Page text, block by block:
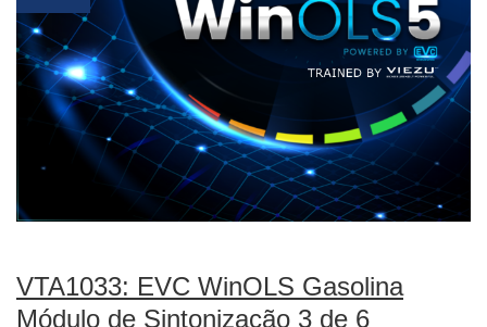
VTA1033: EVC WinOLS Gasolina
Módulo de Sintonização 3 de 6